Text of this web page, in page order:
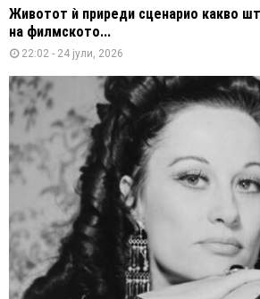
Животот ѝ приреди сценарио какво
на филмското...
22:02 - 24 јули, 2026